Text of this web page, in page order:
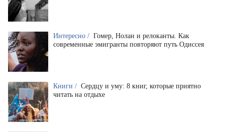
Интересно / Гомер, Нолан и релоканты. Как
современные эмигранты повторяют путь Одиссея
Книги / Сердцу и уму: 8 книг, которые приятно
читать на отдыхе